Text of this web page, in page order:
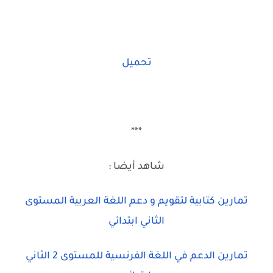
تحميل
***
شاهد أيضا :
تمارين كتابية لتقويم و دعم اللغة العربية المستوى
الثاني ابتدائي
تمارين الدعم في اللغة الفرنسية للمستوى 2 الثاني